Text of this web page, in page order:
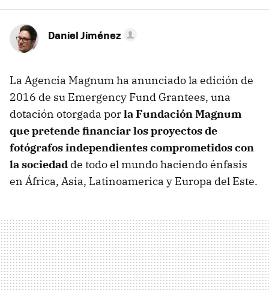
Daniel Jiménez
La Agencia Magnum ha anunciado la edición de
2016 de su Emergency Fund Grantees, una
dotación otorgada porla Fundación Magnum
que pretende financiar los proyectos de
fotógrafos independientes comprometidos con
la sociedad de todo el mundo haciendo énfasis
en África, Asia, Latinoamerica y Europa del Este.